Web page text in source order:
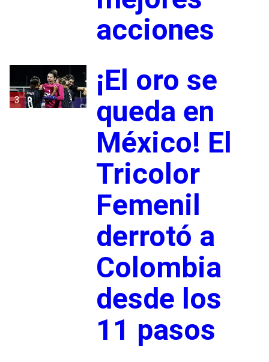
acciones
3
¡El oro se
queda en
México! El
Tricolor
Femenil
derrotó a
Colombia
desde los
11 pasos